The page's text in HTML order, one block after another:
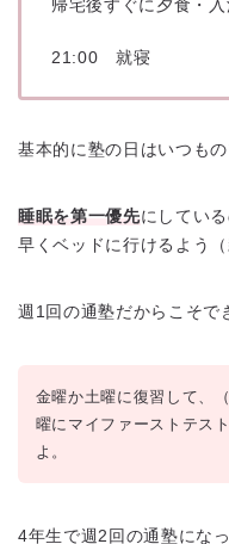
帰宅後すぐに夕食・入
21:00 就寝
基本的に塾の日はいつも
睡眠を第一優先にしてい
早くベッドに行けるよう（
週1回の通塾だからこそで
金曜か土曜に復習して、
曜にマイファーストテス
よ。
4年生で週2回の通塾にな